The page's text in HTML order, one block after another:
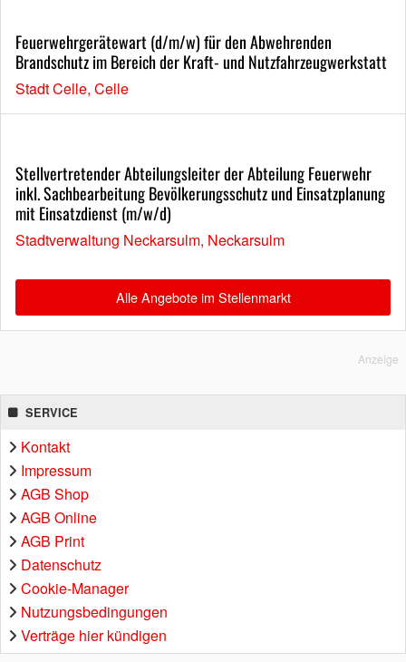
Feuerwehrgerätewart (d/m/w) für den Abwehrenden
Brandschutz im Bereich der Kraft- und Nutzfahrzeugwerkstatt
Stadt Celle, Celle
Stellvertretender Abteilungsleiter der Abteilung Feuerwehr
inkl. Sachbearbeitung Bevölkerungsschutz und Einsatzplanung
mit Einsatzdienst (m/w/d)
Stadtverwaltung Neckarsulm, Neckarsulm
Alle Angebote im Stellenmarkt
Anzeige
SERVICE
Kontakt
Impressum
AGB Shop
AGB Online
AGB Print
Datenschutz
Cookie-Manager
Nutzungsbedingungen
Verträge hier kündigen